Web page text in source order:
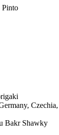
Pinto
Bakr Shawky